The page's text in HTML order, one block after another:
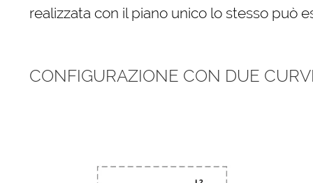
realizzata con il piano unico lo stesso può
CONFIGURAZIONE CON DUE